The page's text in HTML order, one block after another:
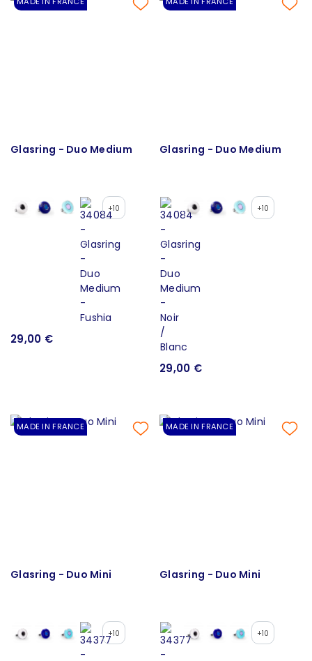
Glasring - Duo Medium
+10
29,00 €
Glasring - Duo Medium
+10
29,00 €
MADE IN FRANCE
Glasring - Duo Mini
+10
MADE IN FRANCE
Glasring - Duo Mini
+10